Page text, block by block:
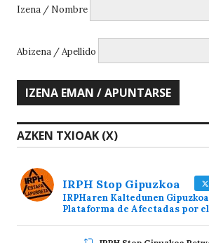
Izena / Nombre
Abizena / Apellido
AZKEN TXIOAK (X)
IRPH Stop Gipuzkoa
IRPHaren Kaltedunen
Plataforma de Afectadas por el